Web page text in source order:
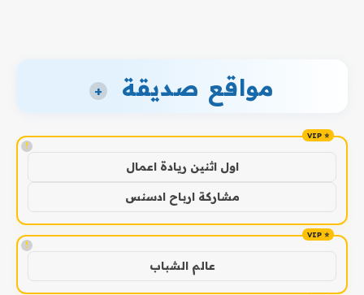
مواقع صديقة +
!
اول اثنين ريادة اعمال
مشاركة ارباح ادسنس
!
عالم الشباب